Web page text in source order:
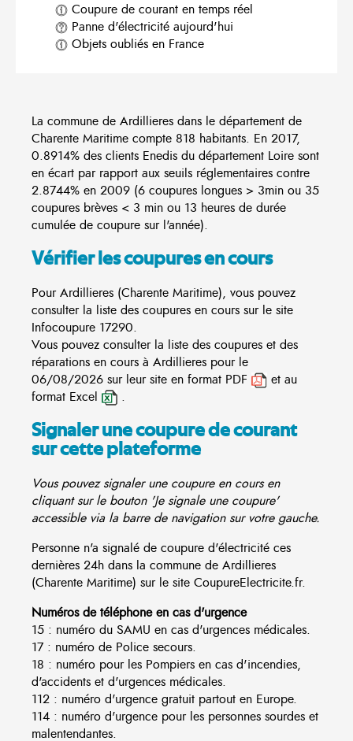
Coupure de courant en temps réel
Panne d'électricité aujourd'hui
Objets oubliés en France
La commune de Ardillieres dans le département de
Charente Maritime compte 818 habitants. En 2017,
0.8914% des clients Enedis du département Loire sont
en écart par rapport aux seuils réglementaires contre
2.8744% en 2009 (6 coupures longues > 3min ou 35
coupures brèves < 3 min ou 13 heures de durée
cumulée de coupure sur l'année).
Vérifier les coupures en cours
Pour Ardillieres (Charente Maritime), vous pouvez
consulter la liste des coupures en cours sur le site
Infocoupure 17290.
Vous pouvez consulter la liste des coupures et des
réparations en cours à Ardillieres pour le
06/08/2026 sur leur site en format PDF
et au
format Excel
.
Signaler une coupure de courant
sur cette plateforme
Vous pouvez signaler une coupure en cours en
cliquant sur le bouton 'Je signale une coupure'
accessible via la barre de navigation sur votre gauche.
Personne n'a signalé de coupure d'électricité ces
dernières 24h dans la commune de Ardillieres
(Charente Maritime) sur le site CoupureElectricite.fr.
Numéros de téléphone en cas d'urgence
15 : numéro du SAMU en cas d'urgences médicales.
17 : numéro de Police secours.
18 : numéro pour les Pompiers en cas d'incendies,
d'accidents et d'urgences médicales.
112 : numéro d'urgence gratuit partout en Europe.
114 : numéro d'urgence pour les personnes sourdes et
malentendantes.